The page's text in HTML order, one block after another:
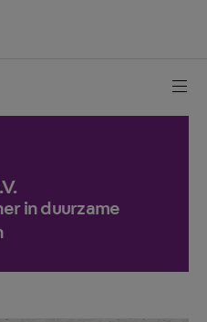
in duurzame